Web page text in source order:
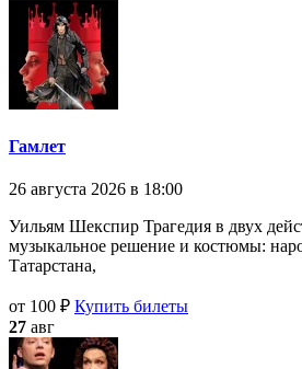
Гамлет
26 августа 2026 в 18:00
Уильям Шекспир Трагедия в двух
музыкальное решение и костюмы:
Татарстана,
от 100 ₽ Купить билеты
27 авг